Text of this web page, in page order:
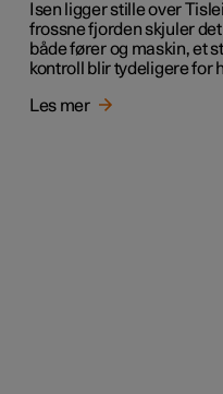
Isen ligger stille over
frossne fjorden skjuler
både fører og maskin, et
kontroll blir tydeligere for
Les mer